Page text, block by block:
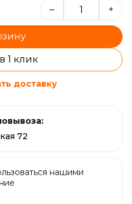
– +
1 клик
доставку
72
нашими